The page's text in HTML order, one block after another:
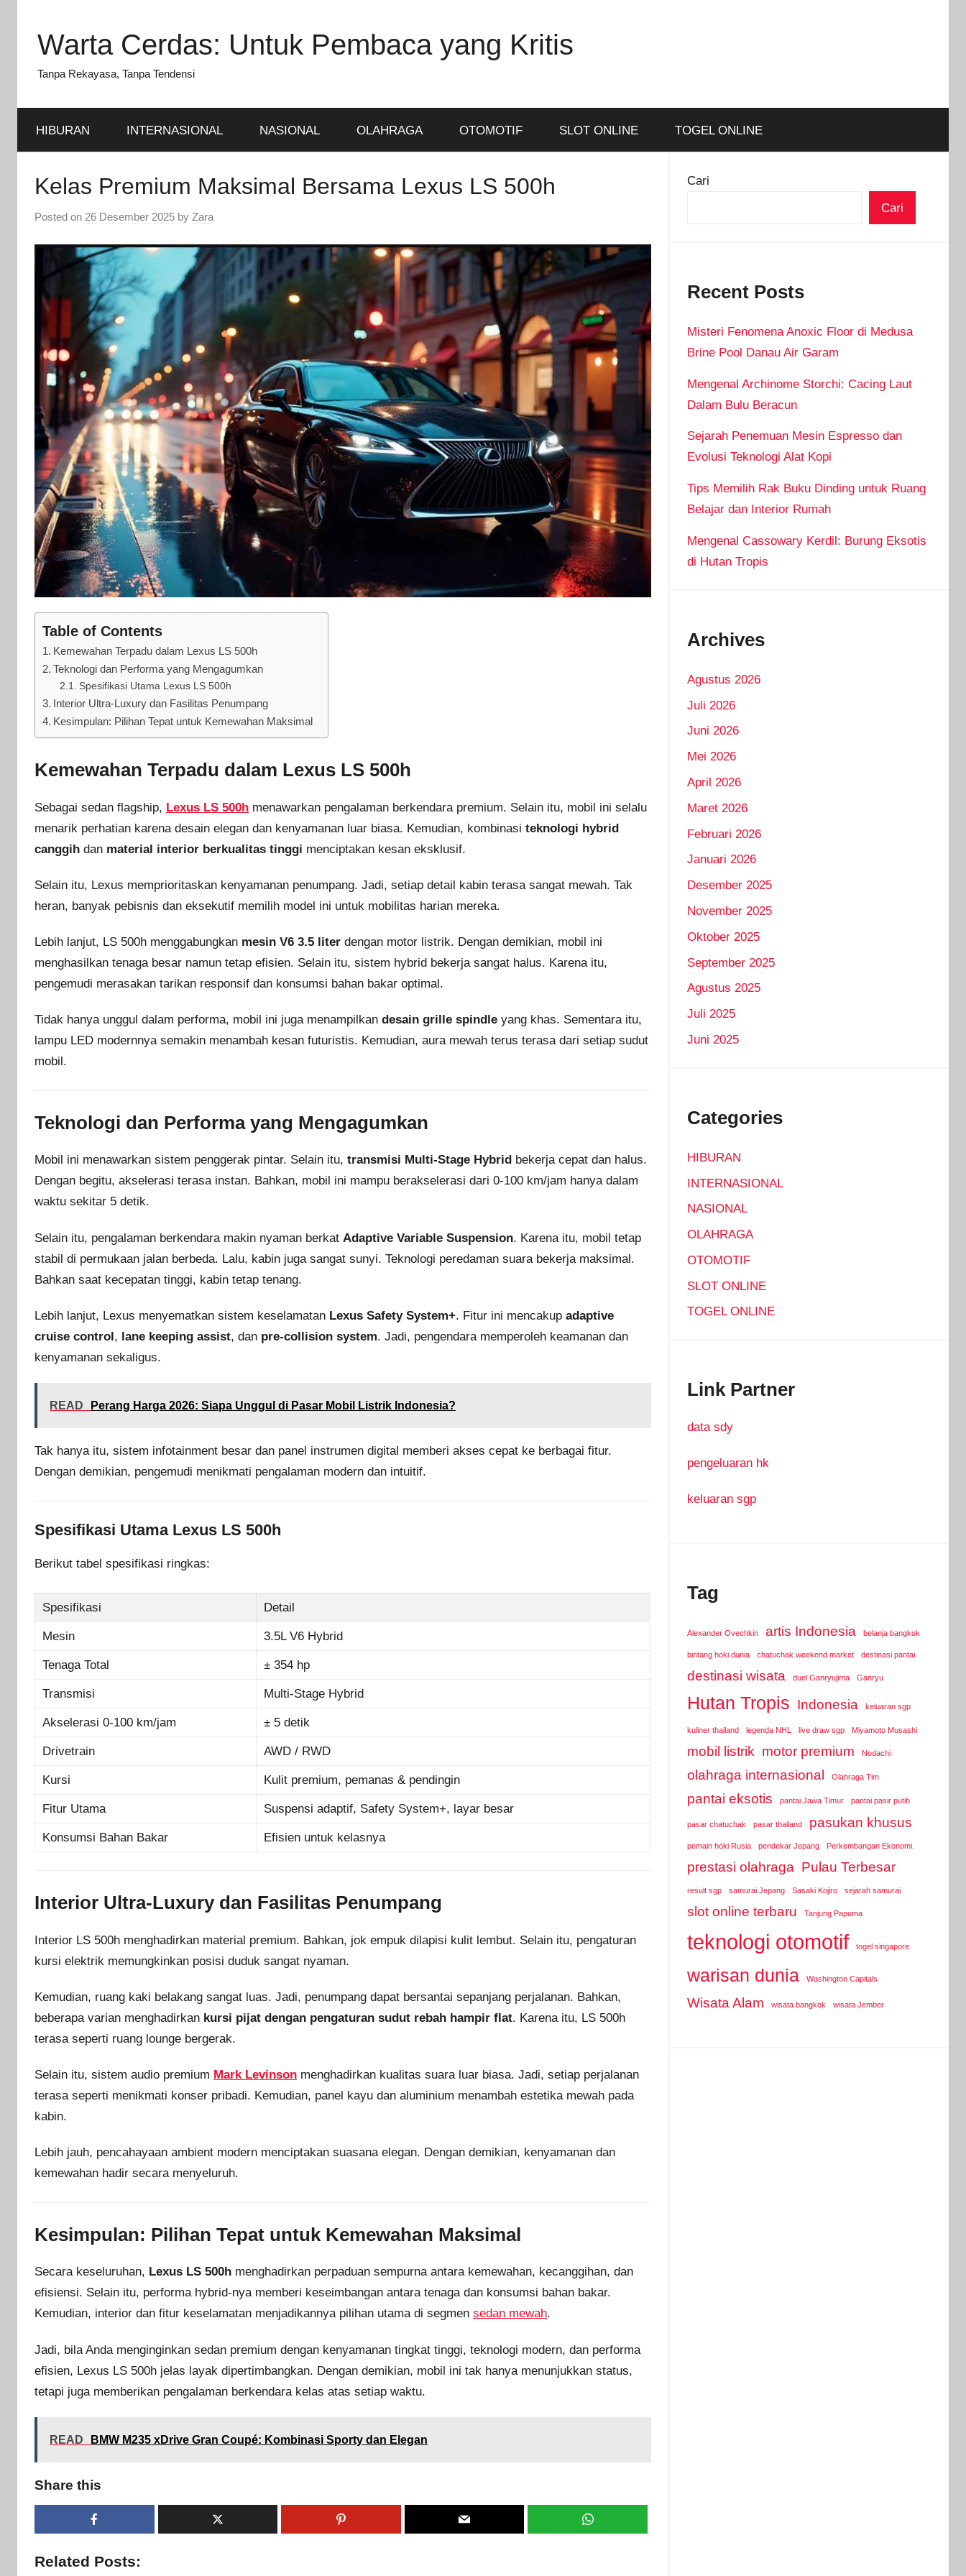
content
Warta Cerdas: Untuk Pembaca yang Kritis
Tanpa Rekayasa, Tanpa Tendensi
HIBURAN INTERNASIONAL NASIONAL OLAHRAGA OTOMOTIF SLOT ONLINE TOGEL ONLINE
Kelas Premium Maksimal Bersama Lexus LS 500h
Posted on 26 Desember 2025 by Zara
Table of Contents
Kemewahan Terpadu dalam Lexus LS 500h
Teknologi dan Performa yang Mengagumkan
Spesifikasi Utama Lexus LS 500h
Interior Ultra-Luxury dan Fasilitas Penumpang
Kesimpulan: Pilihan Tepat untuk Kemewahan Maksimal
Kemewahan Terpadu dalam Lexus LS 500h
Sebagai sedan flagship, Lexus LS 500h menawarkan pengalaman berkendara premium. Selain itu, mobil ini selalu
menarik perhatian karena desain elegan dan kenyamanan luar biasa. Kemudian, kombinasi teknologi hybrid
canggih dan material interior berkualitas tinggi menciptakan kesan eksklusif.
Selain itu, Lexus memprioritaskan kenyamanan penumpang. Jadi, setiap detail kabin terasa sangat mewah. Tak
heran, banyak pebisnis dan eksekutif memilih model ini untuk mobilitas harian mereka.
Lebih lanjut, LS 500h menggabungkan mesin V6 3.5 liter dengan motor listrik. Dengan demikian, mobil ini
menghasilkan tenaga besar namun tetap efisien. Selain itu, sistem hybrid bekerja sangat halus. Karena itu,
pengemudi merasakan tarikan responsif dan konsumsi bahan bakar optimal.
Tidak hanya unggul dalam performa, mobil ini juga menampilkan desain grille spindle yang khas. Sementara itu,
lampu LED modernnya semakin menambah kesan futuristis. Kemudian, aura mewah terus terasa dari setiap sudut
mobil.
Teknologi dan Performa yang Mengagumkan
Mobil ini menawarkan sistem penggerak pintar. Selain itu, transmisi Multi-Stage Hybrid bekerja cepat dan halus.
Dengan begitu, akselerasi terasa instan. Bahkan, mobil ini mampu berakselerasi dari 0-100 km/jam hanya dalam
waktu sekitar 5 detik.
Selain itu, pengalaman berkendara makin nyaman berkat Adaptive Variable Suspension. Karena itu, mobil tetap
stabil di permukaan jalan berbeda. Lalu, kabin juga sangat sunyi. Teknologi peredaman suara bekerja maksimal.
Bahkan saat kecepatan tinggi, kabin tetap tenang.
Lebih lanjut, Lexus menyematkan sistem keselamatan Lexus Safety System+. Fitur ini mencakup adaptive
cruise control, lane keeping assist, dan pre-collision system. Jadi, pengendara memperoleh keamanan dan
kenyamanan sekaligus.
READ Perang Harga 2026: Siapa Unggul di Pasar Mobil Listrik Indonesia?
Tak hanya itu, sistem infotainment besar dan panel instrumen digital memberi akses cepat ke berbagai fitur.
Dengan demikian, pengemudi menikmati pengalaman modern dan intuitif.
Spesifikasi Utama Lexus LS 500h
Berikut tabel spesifikasi ringkas:
Spesifikasi Detail
Mesin 3.5L V6 Hybrid
Tenaga Total ± 354 hp
Transmisi Multi-Stage Hybrid
Akselerasi 0-100 km/jam ± 5 detik
Drivetrain AWD / RWD
Kursi Kulit premium, pemanas & pendingin
Fitur Utama Suspensi adaptif, Safety System+, layar besar
Konsumsi Bahan Bakar Efisien untuk kelasnya
Interior Ultra-Luxury dan Fasilitas Penumpang
Interior LS 500h menghadirkan material premium. Bahkan, jok empuk dilapisi kulit lembut. Selain itu, pengaturan
kursi elektrik memungkinkan posisi duduk sangat nyaman.
Kemudian, ruang kaki belakang sangat luas. Jadi, penumpang dapat bersantai sepanjang perjalanan. Bahkan,
beberapa varian menghadirkan kursi pijat dengan pengaturan sudut rebah hampir flat. Karena itu, LS 500h
terasa seperti ruang lounge bergerak.
Selain itu, sistem audio premium Mark Levinson menghadirkan kualitas suara luar biasa. Jadi, setiap perjalanan
terasa seperti menikmati konser pribadi. Kemudian, panel kayu dan aluminium menambah estetika mewah pada
kabin.
Lebih jauh, pencahayaan ambient modern menciptakan suasana elegan. Dengan demikian, kenyamanan dan
kemewahan hadir secara menyeluruh.
Kesimpulan: Pilihan Tepat untuk Kemewahan Maksimal
Secara keseluruhan, Lexus LS 500h menghadirkan perpaduan sempurna antara kemewahan, kecanggihan, dan
efisiensi. Selain itu, performa hybrid-nya memberi keseimbangan antara tenaga dan konsumsi bahan bakar.
Kemudian, interior dan fitur keselamatan menjadikannya pilihan utama di segmen sedan mewah.
Jadi, bila Anda menginginkan sedan premium dengan kenyamanan tingkat tinggi, teknologi modern, dan performa
efisien, Lexus LS 500h jelas layak dipertimbangkan. Dengan demikian, mobil ini tak hanya menunjukkan status,
tetapi juga memberikan pengalaman berkendara kelas atas setiap waktu.
READ BMW M235 xDrive Gran Coupé: Kombinasi Sporty dan Elegan
Share this
Related Posts:
Cari
Cari
Recent Posts
Misteri Fenomena Anoxic Floor di Medusa
Brine Pool Danau Air Garam
Mengenal Archinome Storchi: Cacing Laut
Dalam Bulu Beracun
Sejarah Penemuan Mesin Espresso dan
Evolusi Teknologi Alat Kopi
Tips Memilih Rak Buku Dinding untuk Ruang
Belajar dan Interior Rumah
Mengenal Cassowary Kerdil: Burung Eksotis
di Hutan Tropis
Archives
Agustus 2026
Juli 2026
Juni 2026
Mei 2026
April 2026
Maret 2026
Februari 2026
Januari 2026
Desember 2025
November 2025
Oktober 2025
September 2025
Agustus 2025
Juli 2025
Juni 2025
Categories
HIBURAN
INTERNASIONAL
NASIONAL
OLAHRAGA
OTOMOTIF
SLOT ONLINE
TOGEL ONLINE
Link Partner
data sdy
pengeluaran hk
keluaran sgp
Tag
Alexander Ovechkin artis Indonesia belanja bangkok
bintang hoki dunia chatuchak weekend market destinasi pantai
destinasi wisata duel Ganryujima Ganryu
Hutan Tropis Indonesia keluaran sgp
kuliner thailand legenda NHL live draw sgp Miyamoto Musashi
mobil listrik motor premium Nodachi
olahraga internasional Olahraga Tim
pantai eksotis pantai Jawa Timur pantai pasir putih
pasar chatuchak pasar thailand pasukan khusus
pemain hoki Rusia pendekar Jepang Perkembangan Ekonomi.
prestasi olahraga Pulau Terbesar
result sgp samurai Jepang Sasaki Kojiro sejarah samurai
slot online terbaru Tanjung Papuma
teknologi otomotif togel singapore
warisan dunia Washington Capitals
Wisata Alam wisata bangkok wisata Jember